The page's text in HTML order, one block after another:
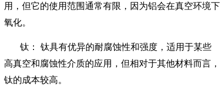
用，但它的使用范围通常有限，因为铝会在真空环境下
氧化。
钛： 钛具有优异的耐腐蚀性和强度，适用于某些
高真空和腐蚀性介质的应用，但相对于其他材料而言，
钛的成本较高。